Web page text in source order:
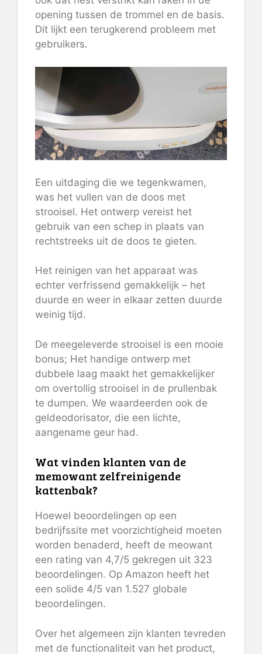
opening tussen de trommel en de basis.
Dit lijkt een terugkerend probleem met
gebruikers.
Een uitdaging die we tegenkwamen,
was het vullen van de doos met
strooisel. Het ontwerp vereist het
gebruik van een schep in plaats van
rechtstreeks uit de doos te gieten.
Het reinigen van het apparaat was
echter verfrissend gemakkelijk – het
duurde en weer in elkaar zetten duurde
weinig tijd.
De meegeleverde strooisel is een mooie
bonus; Het handige ontwerp met
dubbele laag maakt het gemakkelijker
om overtollig strooisel in de prullenbak
te dumpen. We waardeerden ook de
geldeodorisator, die een lichte,
aangename geur had.
Wat vinden klanten van de
memowant zelfreinigende
kattenbak?
Hoewel beoordelingen op een
bedrijfssite met voorzichtigheid moeten
worden benaderd, heeft de meowant
een rating van 4,7/5 gekregen uit 323
beoordelingen. Op Amazon heeft het
een solide 4/5 van 1.527 globale
beoordelingen.
Over het algemeen zijn klanten tevreden
met de functionaliteit van het product,